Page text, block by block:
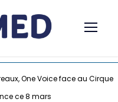
One Voice face au Cirque
ce 8 mars